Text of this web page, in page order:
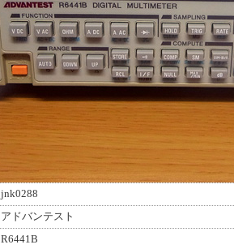
jnk0288
アドバンテスト
R6441B